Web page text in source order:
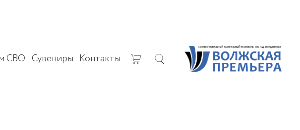
СВО Сувениры Контакты